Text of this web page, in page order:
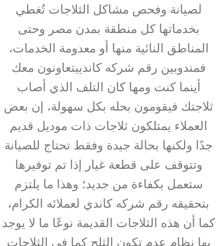
لصيانة وفحص مشاكل الثلاجات تُغطي
بخدماتها كل منطقة بمدن مصر وحتى
المناطق النائية منها أو معدومة الخدمات،
فمندوبين رقم شركه كاندييتعاونون معك
أينما كنت ومها كان التلف الذي أصاب
ثلاجتك فيقومون بحله بكل سهولة، إن بعض
العملاء يمتلكون ثلاجات ذات موديل قديم
جدًا ولكنها بحالة جيدة وفقط تحتاج للصيانة
وتتوقف على قطعة غيار إذا تم توفيرها
ستعمل بكفاءة من جديد؛ وهذا ما يلتزم
بتحقيقه رقم شركه كاندي لعملائه الكرام،
كما أن هذه الثلاجات القديمة نوعًا ما لا يوجد
بها نظام عدم تكون الثلج كما في الثلاجات